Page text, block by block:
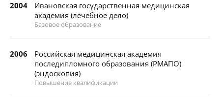
2004
Ивановская государственная медицинская
академия (лечебное дело)
Базовое образование
2006
Российская медицинская академия
последипломного образования (РМАПО)
(эндоскопия)
Повышение квалификации